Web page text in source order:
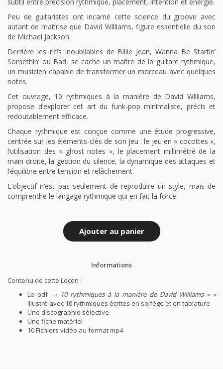
Peu de guitaristes ont incarné cette science du groove avec
autant de maîtrise que David Williams, figure essentielle du son
de Michael Jackson.
Derrière les riffs inoubliables de Billie Jean, Wanna Be Startin’
Somethin’ ou Bad, se cache un maître de la guitare rythmique,
un musicien capable de transformer un morceau avec quelques
notes.
Cet ouvrage, 10 rythmiques à la manière de David Williams,
propose d’explorer cet art du funk-pop minimaliste, précis et
redoutablement efficace.
Chaque rythmique est conçue comme une étude progressive,
centrée sur les éléments-clés de son jeu : le jeu en « cocottes »,
l’utilisation des « ghost notes », le placement millimétré de la
main droite, la gestion du silence, la dynamique des attaques et
l’équilibre entre tension et relâchement.
L’objectif n’est pas seulement de reproduire un style, mais de
comprendre le langage rythmique qui en fait la force.
Ajouter au panier
Informations
Contenu de cette Leçon :
Le pdf « 10 rythmiques à la manière de David Williams » »
illustré avec 10 rythmiques écrites en solfège et en tablature
Une discographie sélective
Une fiche matériel
10 Fichiers vidéo au format mp4